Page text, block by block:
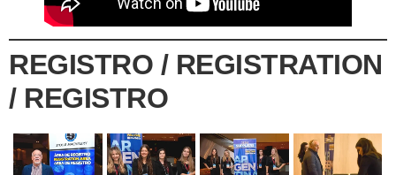
REGISTRO / REGISTRATION
/ REGISTRO